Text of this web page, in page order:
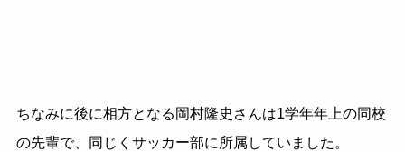
ちなみに後に相方となる岡村隆史さんは1学年年上の同校
の先輩で、
同じくサッカー部に所属していました。